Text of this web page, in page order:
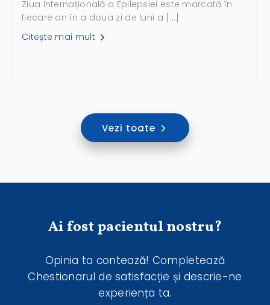
Ziua Internațională a Epilepsiei este marcată în
fiecare an în a doua zi de luni a […]
Citește mai mult
Vezi toate
Ai fost pacientul nostru?
Opinia ta contează! Completează
Chestionarul de satisfacție și descrie-ne
experiența ta.